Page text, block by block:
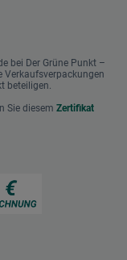
bei Der Grüne Punkt –
Verkaufsverpackungen
beteiligen.
Sie diesem Zertifikat